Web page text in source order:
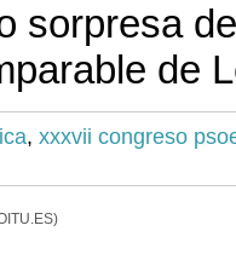
sorpresa
de
, xxxvii congreso